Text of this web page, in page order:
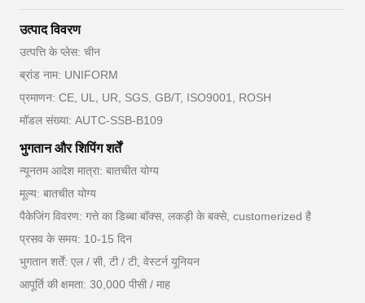
उत्पाद विवरण
उत्पत्ति के प्लेस: चीन
ब्रांड नाम: UNIFORM
प्रमाणन: CE, UL, UR, SGS, GB/T, ISO9001, ROSH
मॉडल संख्या: AUTC-SSB-B109
भुगतान और शिपिंग शर्तें
न्यूनतम आदेश मात्रा: बातचीत योग्य
मूल्य: बातचीत योग्य
पैकेजिंग विवरण: गत्ते का डिब्बा बॉक्स, लकड़ी के बक्से, customerized है
प्रसव के समय: 10-15 दिन
भुगतान शर्तें: एल / सी, टी / टी, वेस्टर्न यूनियन
आपूर्ति की क्षमता: 30,000 पीसी / माह